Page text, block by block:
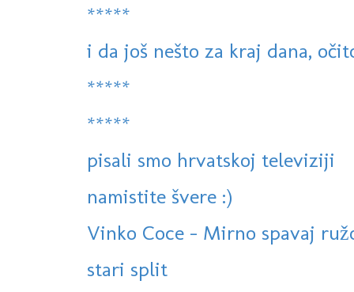
*****
i da još nešto za kraj dana,
*****
*****
pisali smo hrvatskoj televiziji
namistite švere :)
Vinko Coce - Mirno spavaj
stari split